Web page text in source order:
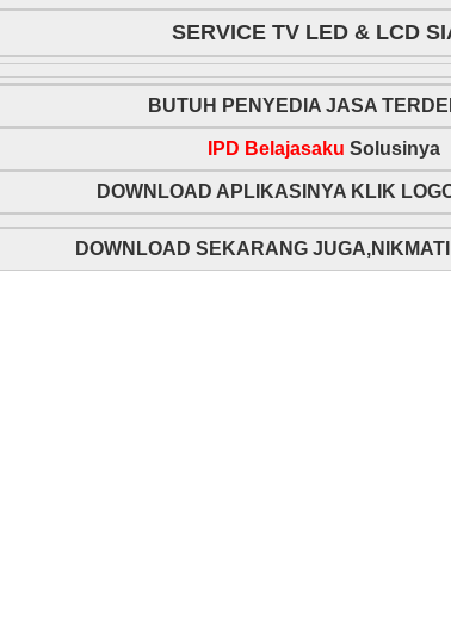
SERVICE TV LED & LCD
BUTUH PENYEDIA JASA
IPD Belajasaku Solusinya
DOWNLOAD APLIKASINYA KLIK
DOWNLOAD SEKARANG